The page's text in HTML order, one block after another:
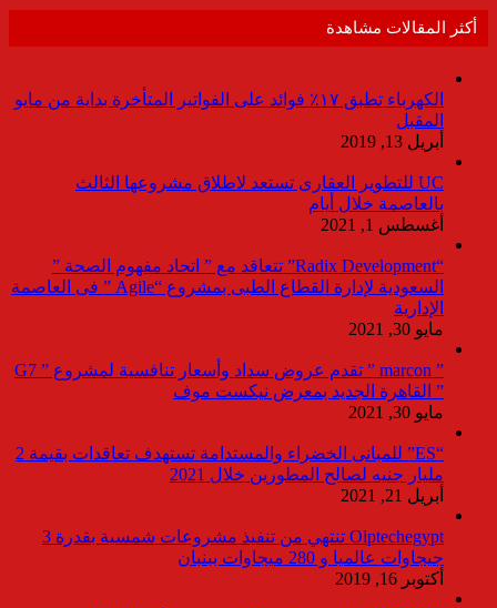
أكثر المقالات مشاهدة
الكهرباء تطبق ١٧٪ فوائد على الفواتير المتأخرة بداية من مايو
المقبل
أبريل 13, 2019
UC للتطوير العقارى تستعد لاطلاق مشروعها الثالث
بالعاصمة خلال أيام
أغسطس 1, 2021
“Radix Development” تتعاقد مع ” اتحاد مفهوم الصحة ”
السعودية لإدارة القطاع الطبى بمشروع “Agile ” فى العاصمة
الإدارية
مايو 30, 2021
” marcon ” تقدم عروض سداد وأسعار تنافسية لمشروع ” G7
” القاهرة الجديد بمعرض نيكست موف
مايو 30, 2021
“ES” للمبانى الخضراء والمستدامة تستهدف تعاقدات بقيمة 2
مليار جنيه لصالح المطورين خلال 2021
أبريل 21, 2021
Olptechegypt تنتهي من تنفيذ مشروعات شمسية بقدرة 3
جيجاوات عالميا و 280 ميجاوات ببنبان
أكتوبر 16, 2019